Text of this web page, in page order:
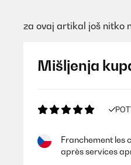
za ovaj artikal još nitko
Mišljenja
Franchement les
après services